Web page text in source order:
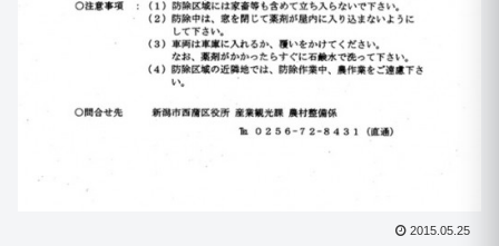
2015.05.25